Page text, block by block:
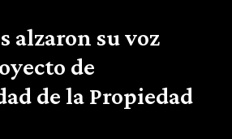
alzaron su voz
de
de la Propiedad